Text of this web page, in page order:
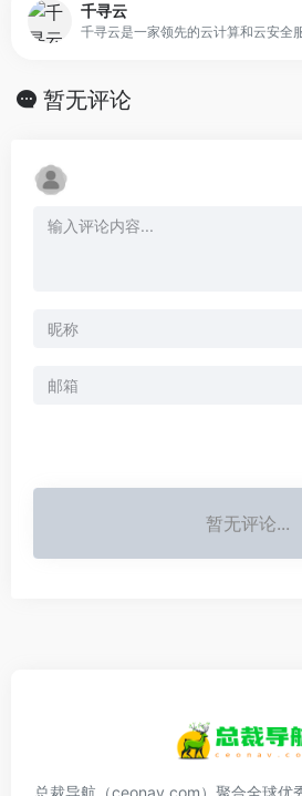
千寻云
暂无评论
暂无评论...
总裁导航（ceonav.com）聚合全球优